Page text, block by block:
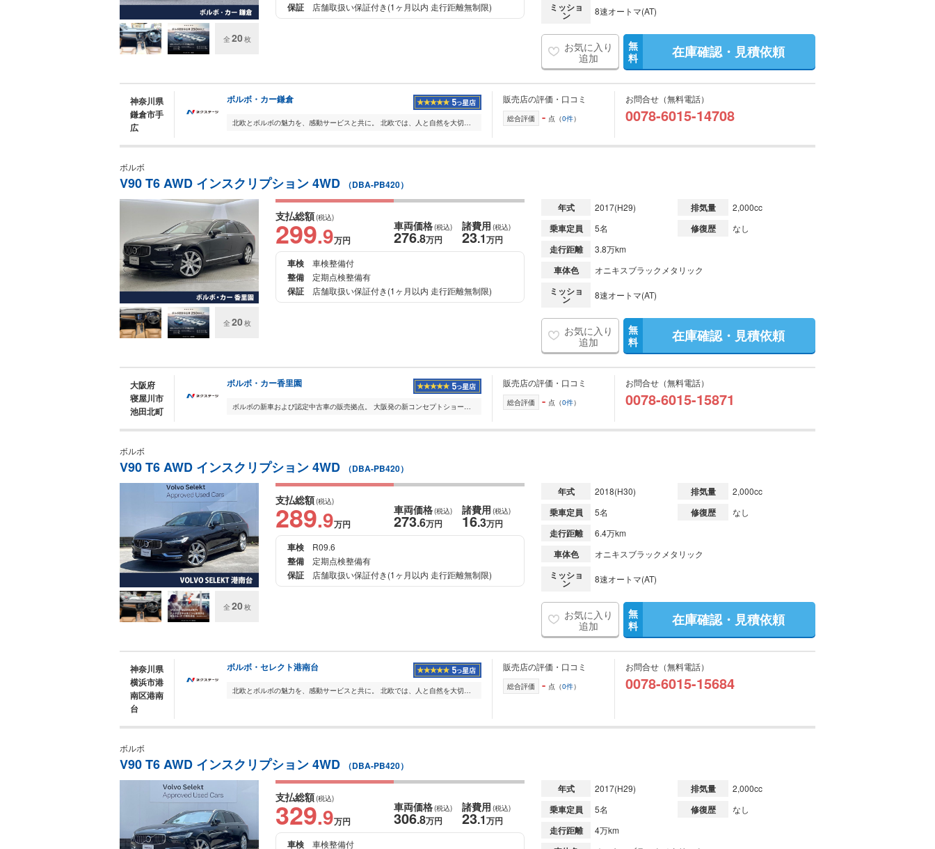
全 20枚
保証 店舗取扱い保証付き(1ヶ月以内 走行距離無制限) ミッショ
ン 8速オートマ(AT)
お気に入り
追加
無
料
在庫確認・見積依頼
神奈川県
鎌倉市手
広
ボルボ・カー鎌倉
北欧とボルボの魅力を、感動サービスと共に。 北欧では、人と自然を大切にする設計思想の元、 数々の優れたデザインや製品が生まれてきました。 ボルボもそのひとつで...
販売店の評価・口コミ
総合評価 - 点（0件）
お問合せ（無料電話）
0078-6015-14708
ボルボ
V90 T6 AWD インスクリプション 4WD （DBA-PB420）
全 20枚
支払総額(税込)
299.9万円
車両価格(税込)
276.8万円
諸費用 (税込)
23.1万円
車検
車検整備付
整備 定期点検整備有
保証 店舗取扱い保証付き(1ヶ月以内 走行距離無制限)
年式 2017(H29) 排気量 2,000cc
乗車定員 5名 修復歴 なし
走行距離 3.8万km
車体色 オニキスブラックメタリック
ミッショ
ン 8速オートマ(AT)
お気に入り
追加
無
料
在庫確認・見積依頼
大阪府
寝屋川市
池田北町
ボルボ・カー香里園
ボルボの新車および認定中古車の販売拠点。 大阪発の新コンセプトショールーム「VOLVO RETAIL EXPERIENCE」 2016.01.09 大阪府寝屋川市にグランドオープン。 https://w...
販売店の評価・口コミ
総合評価 - 点（0件）
お問合せ（無料電話）
0078-6015-15871
ボルボ
V90 T6 AWD インスクリプション 4WD （DBA-PB420）
全 20枚
支払総額(税込)
289.9万円
車両価格(税込)
273.6万円
諸費用 (税込)
16.3万円
車検
R09.6
整備 定期点検整備有
保証 店舗取扱い保証付き(1ヶ月以内 走行距離無制限)
年式 2018(H30) 排気量 2,000cc
乗車定員 5名 修復歴 なし
走行距離 6.4万km
車体色 オニキスブラックメタリック
ミッショ
ン 8速オートマ(AT)
お気に入り
追加
無
料
在庫確認・見積依頼
神奈川県
横浜市港
南区港南
台
ボルボ・セレクト港南台
北欧とボルボの魅力を、感動サービスと共に。 北欧では、人と自然を大切にする設計思想の元、 数々の優れたデザインや製品が生まれてきました。 ボルボもそのひとつで...
販売店の評価・口コミ
総合評価 - 点（0件）
お問合せ（無料電話）
0078-6015-15684
ボルボ
V90 T6 AWD インスクリプション 4WD （DBA-PB420）
支払総額(税込)
329.9万円
車両価格(税込)
306.8万円
諸費用 (税込)
23.1万円
車検
車検整備付
年式 2017(H29) 排気量 2,000cc
乗車定員 5名 修復歴 なし
走行距離 4万km